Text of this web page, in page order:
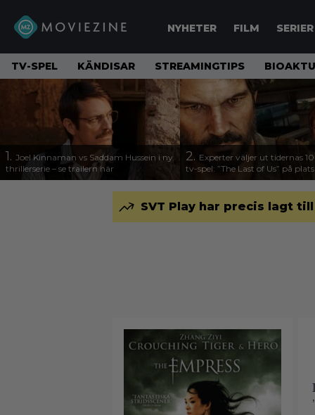
NYHETER FILM SERIER
TV-SPEL KÄNDISAR STREAMINGTIPS
1. Joel Kinnaman vs Saddam Hussein i ny
thrillerserie – se trailern här
2. Experter väljer ut tidernas
tv-spel: ”The Last of Us” på
SVT Play har precis lagt